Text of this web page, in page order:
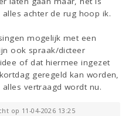
achter de rug hoop ik.
mogelijk met een
ook spraak/dicteer
of dat hiermee ingezet
geregeld kan worden,
vertraagd wordt nu.
op 11-04-2026 13:25